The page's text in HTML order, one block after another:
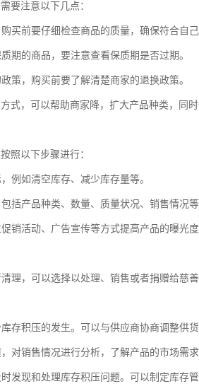
要注意以下几点：
买前要仔细检查商品的质量，确保符合自己
期的商品，要注意查看保质期是否过期。
策，购买前要了解清楚商家的退换政策。
式，可以帮助商家降，扩大产品种类，同
照以下步骤进行：
例如清空库存、减少库存量等。
括产品种类、数量、质量状况、销售情况
销活动、广告宣传等方式提高产品的曝光
理，可以选择以处理、销售或者捐赠给慈
存积压的发生。可以与供应商协商调整供
对销售情况进行分析，了解产品的市场需
发现和处理库存积压问题。可以制定库存